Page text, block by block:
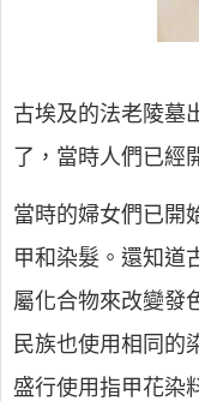
古埃及的法老陵墓
了，當時人們已經
當時的婦女們已開
甲和染髮。還知道
屬化合物來改變發
民族也使用相同的
盛行使用指甲花染